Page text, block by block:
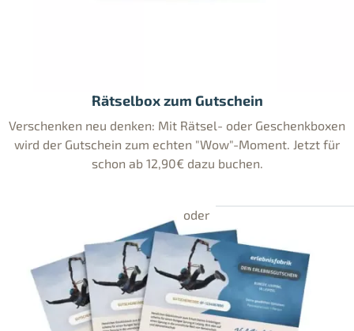
Rätselbox zum Gutschein
Verschenken neu denken: Mit Rätsel- oder Geschenkboxen
wird der Gutschein zum echten "Wow"-Moment. Jetzt für
schon ab 12,90€ dazu buchen.